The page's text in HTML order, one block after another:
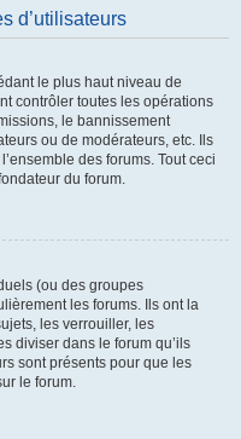
d’utilisateurs
le plus haut niveau de
contrôler toutes les opérations
le bannissement
ou de modérateurs, etc. Ils
des forums. Tout ceci
du forum.
(ou des groupes
les forums. Ils ont la
les verrouiller, les
diviser dans le forum qu’ils
sont présents pour que les
le forum.